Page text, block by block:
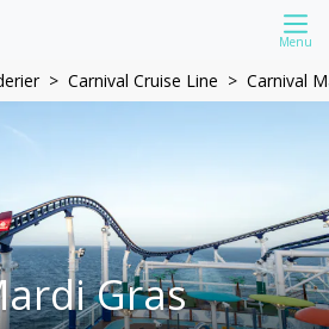
Menu
Carnival Cruise Line Carnival
Gras